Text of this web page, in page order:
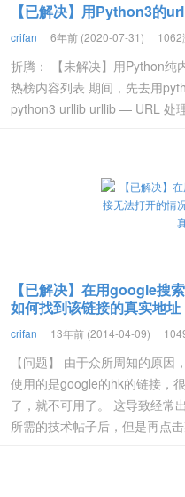
【已解决】用Python3的
crifan 6年前 (2020-07-31) 1062
折腾： 【未解决】用Python纯
热榜内容列表 期间，先去用
python3 urllib urllib — URL 处
【已解决】在用google搜
如何找到该链接的真实地址
crifan 13年前 (2014-04-09)
【问题】 由于众所周知的原
使用的是google的hk的链接，
了，就不可用了。 这导致经常
所需的技术帖子后，但是再点